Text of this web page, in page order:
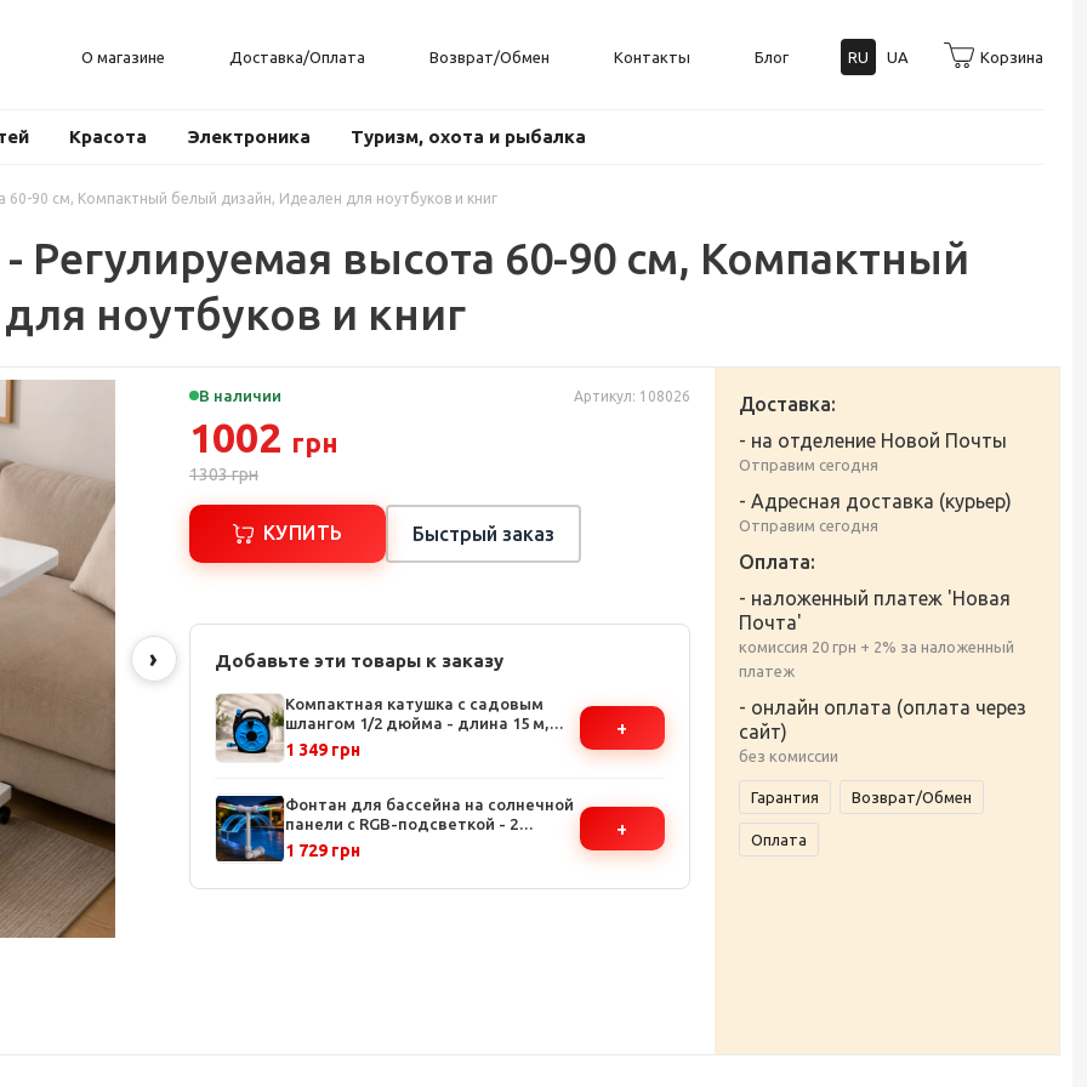
О магазине Доставка/Оплата Возврат/Обмен Контакты Блог RU UA Корзина
Красота Электроника Туризм, охота и рыбалка
60-90 см, Компактный белый дизайн, Идеален для ноутбуков и книг
Регулируемая высота 60-90 см, Компактный
ноутбуков и книг
›
В наличии Артикул: 108026
1002 грн
1303грн
КУПИТЬ Быстрый заказ
Добавьте эти товары к заказу
Компактная катушка с садовым
шлангом 1/2 дюйма - длина 15 м,
ручная намотка, защищенный
1 349 грн
+
Фонтан для бассейна на солнечной
панели с RGB-подсветкой - 2
форсунки, 11 цветов, управление с
пульта, автономная работа до 10
1 729 грн
+
Доставка:
- на отделение Новой Почты
Отправим сегодня
- Адресная доставка (курьер)
Отправим сегодня
Оплата:
- наложенный платеж 'Новая
Почта'
комиссия 20 грн + 2% за наложенный
платеж
- онлайн оплата (оплата через
сайт)
без комиссии
Гарантия Возврат/Обмен
Оплата